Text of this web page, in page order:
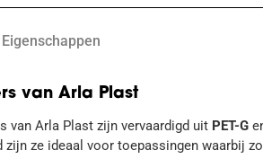
Eigenschappen
van Arla Plast
van Arla Plast zijn vervaardigd uit PET-G
zijn ze ideaal voor toepassingen waarbij